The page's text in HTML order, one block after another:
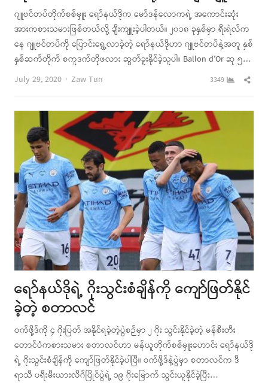
ဂျူဗင်တပ်တိုက်စစ်မှူး ရော်နယ်ဒိုက မော်ဒန်လောကရဲ့ အကောင်းဆုံး
အားကစားသမားဖြစ်တယ်လို့ ချီးကျူးခဲ့ပါတယ်။ ၂၀၁၈ ခုနှစ်မှာ ရီးရဲလ်က
နေ ဂျူဗင်တပ်ကို ပြောင်းရွှေ့လာခဲ့တဲ့ ရော်နယ်ဒိုဟာ ဂျူဗင်တပ်နဲ့အတူ နှစ်
နှစ်ဆက်တိုက် စကူဒက်တိုဖလား ဆွတ်ခူးနိုင်ခဲ့သူပါ။ Ballon d’Or ဆု ၅…
July 29, 2020
Author
Zaw Tun 3349
ရော်နယ်ဒိုရဲ့ ဂိုးသွင်းစံချိန်ကို ကျော်ဖြတ်နိုင်
ခဲ့တဲ့ စတာလင်
ဝက်ဖို့ဒ်ကို ၄ ဂိုးပြတ် အနိုင်ရခဲ့တဲ့ပွဲစဉ်မှာ ၂ ဂိုး သွင်းနိုင်ခဲ့တဲ့ မန်စီးတီး
တောင်ပံကစားသမား စတာလင်ဟာ မန်ယူတိုက်စစ်မှူးဟောင်း ရော်နယ်ဒို
ရဲ့ ဂိုးသွင်းစံချိန်ကို ကျော်ဖြတ်နိုင်ခဲ့ပါပြီ။ ဝက်ဖို့ဒ်နဲ့ပွဲမှာ စတာလင်က ဒီ
ရာသီ ပရီးမီးယားလိဂ်ပြိုင်ပွဲရဲ့ ၁၉ ဂိုးမြောက် သွင်းယူနိုင်ခဲ့ပြီး…